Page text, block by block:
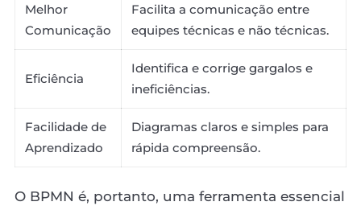
Melhor
Comunicação
Facilita a comunicação entre
equipes técnicas e não técnicas.
Eficiência
Identifica e corrige gargalos e
ineficiências.
Facilidade de
Aprendizado
Diagramas claros e simples para
rápida compreensão.
O BPMN é, portanto, uma ferramenta essencial